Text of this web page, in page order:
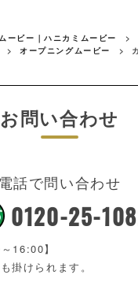
ービー｜ハニカミムービー
>
> オープニングムービー >
お問い合わせ
電話で問い合わせ
0120-25-
16:00】
掛けられます。